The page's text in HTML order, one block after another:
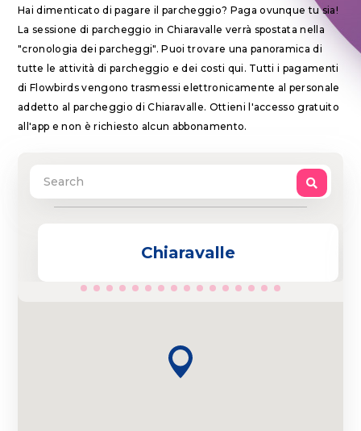
Hai dimenticato di pagare il parcheggio? Paga ovunque tu sia!
La sessione di parcheggio in Chiaravalle verrà spostata nella
"cronologia dei parcheggi". Puoi trovare una panoramica di
tutte le attività di parcheggio e dei costi qui. Tutti i pagamenti
di Flowbirds vengono trasmessi elettronicamente al personale
addetto al parcheggio di Chiaravalle. Ottieni l'accesso gratuito
all'app e non è richiesto alcun abbonamento.
Chiaravalle